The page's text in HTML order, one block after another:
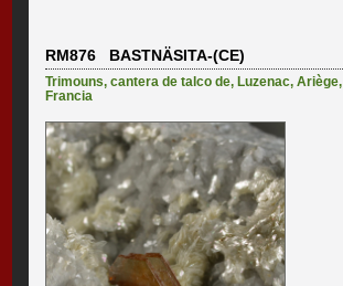
RM876 BASTNÄSITA-(CE)
Trimouns, cantera de talco de, Luzenac,Ariège,
Francia